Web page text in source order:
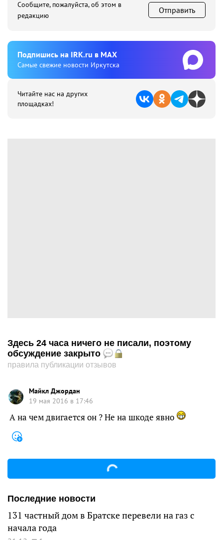
Сообщите, пожалуйста, об этом в
редакцию
Отправить
Подпишиcь на IRK.ru в MAX
Cамые свежие новости Иркутска
Читайте нас на других
площадках!
Здесь 24 часа ничего не писали, поэтому
обсуждение закрыто
правила публикации отзывов
Майкл Джордан
19 мая 2016 в 17:46
А на чем двигается он ? Не на шкоде явно
Последние новости
131 частный дом в Братске перевели на газ с
начала года